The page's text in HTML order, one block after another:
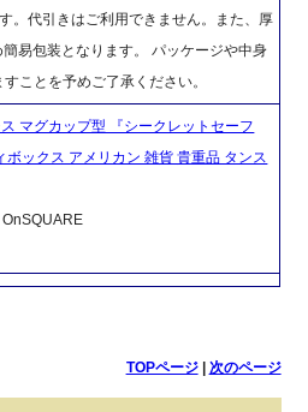
。代引きはご利用できません。また、厚
易包装となります。 パッケージや中身
ことを予めご了承ください。
マグカップ型 『シークレットセーフ
ックス アメリカン 雑貨 貴重品 タンス
TOPページ| 次のページ